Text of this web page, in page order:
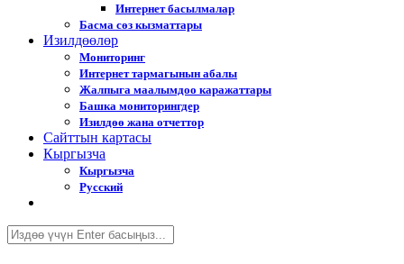
Интернет басылмалар
Басма сөз кызматтары
Изилдөөлөр
Мониторинг
Интернет тармагынын абалы
Жалпыга маалымдоо каражаттары
Башка мониторингдер
Изилдөө жана отчеттор
Cайттын картасы
Кыргызча
Кыргызча
Русский